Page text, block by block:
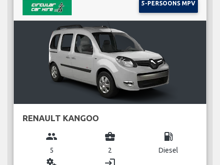
5-PERSOONS MPV
RENAULT KANGOO
group
5
business_center
2
local_gas_station
Diesel